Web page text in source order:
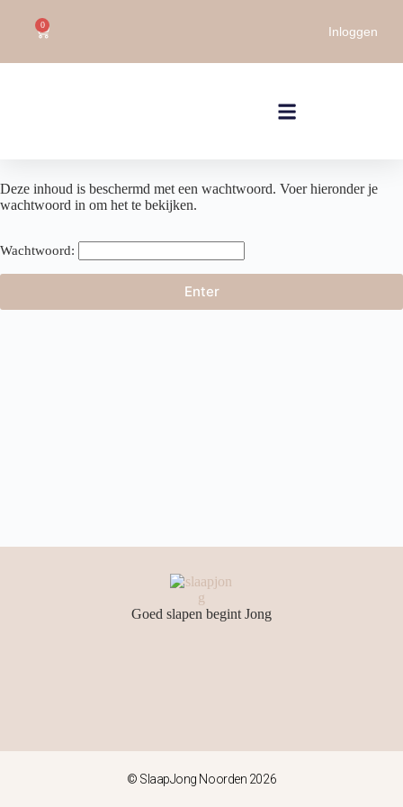
0 Inloggen
Deze inhoud is beschermd met een wachtwoord. Voer hieronder je
wachtwoord in om het te bekijken.
Wachtwoord:
Goed slapen begint Jong
© SlaapJong Noorden 2026